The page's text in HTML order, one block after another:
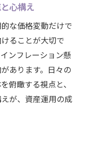
法
の売却方法
用のポイント
新チェック術
格の見極め方
い進め方
売却を実現
心構え
な価格変動だけで
ることが大切で
ンフレーション懸
あります。日々の
俯瞰する視点と、
が、資産運用の成